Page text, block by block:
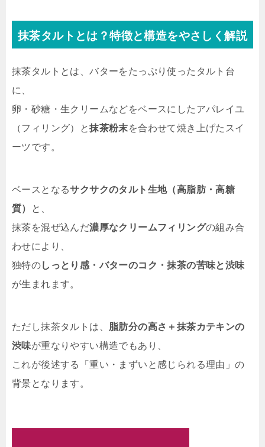
抹茶タルトとは？特徴と構造をやさしく解説
抹茶タルトとは、バターをたっぷり使ったタルト台
に、
卵・砂糖・生クリームなどをベースにしたアパレイユ
（フィリング）と抹茶粉末を合わせて焼き上げたスイ
ーツです。
ベースとなるサクサクのタルト生地（高脂肪・高糖
質）
と、
抹茶を混ぜ込んだ濃厚なクリームフィリングの組み合
わせにより、
独特のしっとり感・バターのコク・抹茶の苦味と渋味
が生まれます。
ただし抹茶タルトは、 脂肪分の高さ＋抹茶カテキンの
渋味が重なりやすい構造でもあり、
これが後述する「重い・まずいと感じられる理由」の
背景となります。